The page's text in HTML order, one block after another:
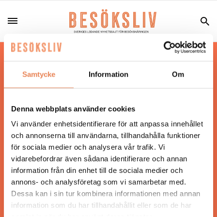
Samtycke Information Om
Denna webbplats använder cookies
Vi använder enhetsidentifierare för att anpassa innehållet
och annonserna till användarna, tillhandahålla funktioner
för sociala medier och analysera vår trafik. Vi
vidarebefordrar även sådana identifierare och annan
information från din enhet till de sociala medier och
annons- och analysföretag som vi samarbetar med.
Dessa kan i sin tur kombinera informationen med annan
information som du har tillhandahållit eller som de har
Hos oss läser du landets mest uppdaterade
nyheter och snackisar inom besöksnäringen.
Besöksliv i sin tryckta form är ett affärsmagasin
Tidningen ges ut avVisita
ANSVARIG UTGIVARE
Jonas Siljhammar
UPPHOVSRÄTT